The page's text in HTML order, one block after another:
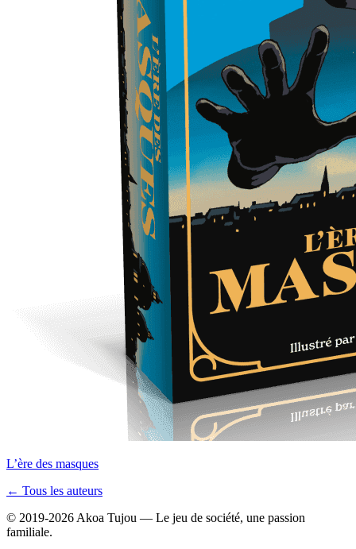
L’ère des masques
← Tous les auteurs
© 2019-2026 Akoa Tujou — Le jeu de société, une passion
familiale.